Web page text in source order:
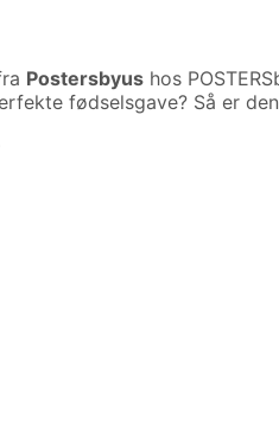
Postersbyus hos
fødselsgave? Så er